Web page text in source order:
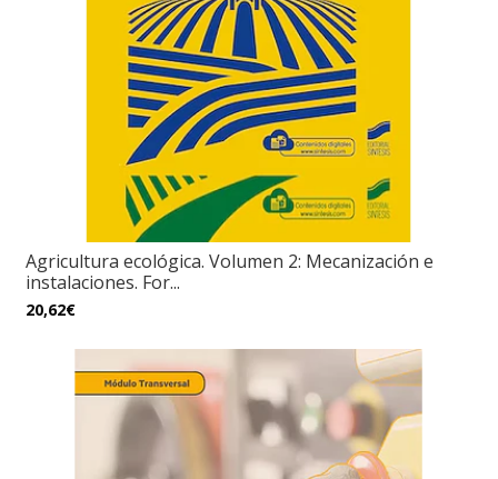
Agricultura ecológica. Volumen 2: Mecanización e
instalaciones. For...
20,62€